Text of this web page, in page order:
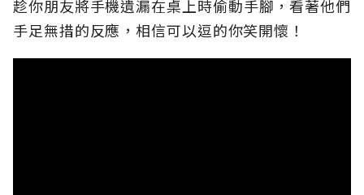
趁你朋友將手機遺漏在桌上時偷動手腳，看著他們
手足無措的反應，相信可以逗的你笑開懷！